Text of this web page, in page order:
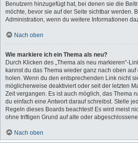
Benutzern hinzugefügt hat, bei denen sie die
möchte, bevor sie auf der Seite sichtbar werden.
Administration, wenn du weitere Informationen
Nach oben
Wie markiere ich ein Thema als neu?
Durch Klicken des „Thema als neu markieren“-
kannst du das Thema wieder ganz nach oben
holen. Wenn du den entsprechenden Link nicht
möglicherweise deaktiviert oder seit der letzten
Zeit vergangen. Es ist auch möglich, das Thema
du einfach eine Antwort darauf schreibst. Stelle
Regeln dieses Boards beachtest! Es wird meist
ohne triftigen Grund auf alte oder
Nach oben